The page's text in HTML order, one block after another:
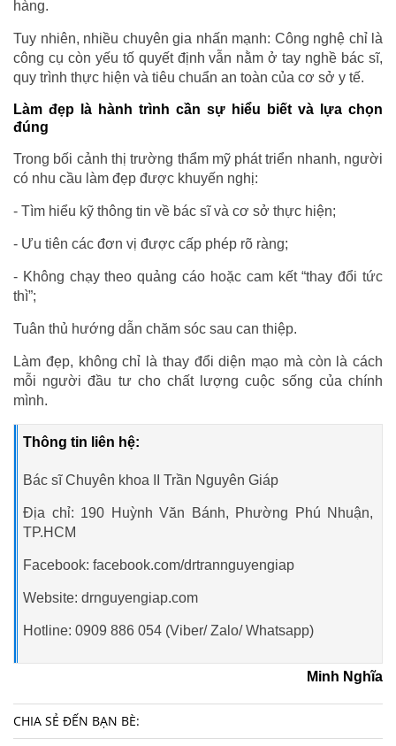
hàng.
Tuy nhiên, nhiều chuyên gia nhấn mạnh: Công nghệ chỉ là
công cụ còn yếu tố quyết định vẫn nằm ở tay nghề bác sĩ,
quy trình thực hiện và tiêu chuẩn an toàn của cơ sở y tế.
Làm đẹp là hành trình cần sự hiểu biết và lựa chọn
đúng
Trong bối cảnh thị trường thẩm mỹ phát triển nhanh, người
có nhu cầu làm đẹp được khuyến nghị:
- Tìm hiểu kỹ thông tin về bác sĩ và cơ sở thực hiện;
- Ưu tiên các đơn vị được cấp phép rõ ràng;
- Không chạy theo quảng cáo hoặc cam kết “thay đổi tức
thì”;
Tuân thủ hướng dẫn chăm sóc sau can thiệp.
Làm đẹp, không chỉ là thay đổi diện mạo mà còn là cách
mỗi người đầu tư cho chất lượng cuộc sống của chính
mình.
Thông tin liên hệ:
Bác sĩ Chuyên khoa II Trần Nguyên Giáp
Địa chỉ: 190 Huỳnh Văn Bánh, Phường Phú Nhuận,
TP.HCM
Facebook: facebook.com/drtrannguyengiap
Website: drnguyengiap.com
Hotline: 0909 886 054 (Viber/ Zalo/ Whatsapp)
Minh Nghĩa
CHIA SẺ ĐẾN BẠN BÈ: